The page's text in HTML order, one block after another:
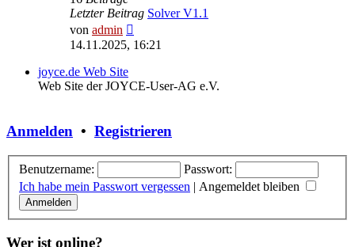
Letzter Beitrag Solver V1.1
von admin
Beitrag
14.11.2025, 16:21
joyce.de Web Site
Web Site der JOYCE-User-AG e.V.
Anmelden • Registrieren
Benutzername:
Passwort:
Ich habe mein Passwort vergessen | Angemeldet bleiben
Wer ist online?